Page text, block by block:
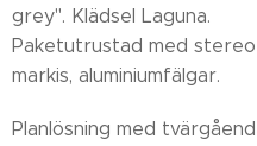
grey". Klädsel Laguna.
Paketutrustad med stereo
markis, aluminiumfälgar.
Planlösning med